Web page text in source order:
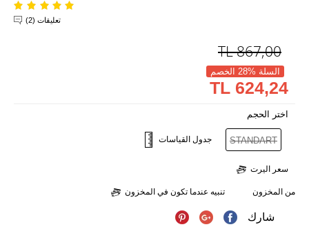
تعليقات (2)
867,00
TL
السلة %28 الخصم
624,24 TL
اختر الحجم
STANDART جدول القياسات
سعر اليرت
من المخزون تنبيه عندما تكون في المخزون
شارك